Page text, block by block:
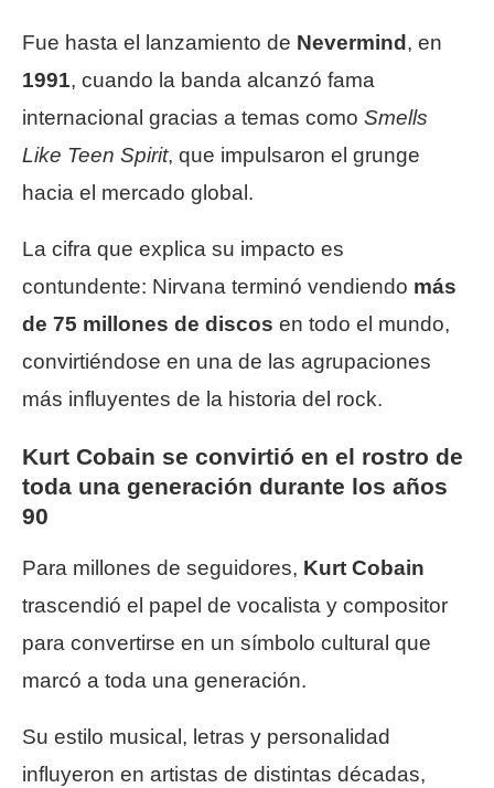
Fue hasta el lanzamiento de Nevermind , en
1991, cuando la banda alcanzó fama
internacional gracias a temas como Smells
Like Teen Spirit, que impulsaron el grunge
hacia el mercado global.
La cifra que explica su impacto es
contundente: Nirvana terminó vendiendo más
de 75 millones de discos en todo el mundo,
convirtiéndose en una de las agrupaciones
más influyentes de la historia del rock.
Kurt Cobain se convirtió en el rostro de
toda una generación durante los años
90
Para millones de seguidores, Kurt Cobain
trascendió el papel de vocalista y compositor
para convertirse en un símbolo cultural que
marcó a toda una generación.
Su estilo musical, letras y personalidad
influyeron en artistas de distintas décadas,